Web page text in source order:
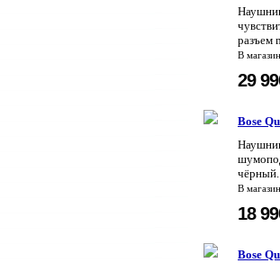
разъем
В
29
Bose
чёрный.
В
18
Bose